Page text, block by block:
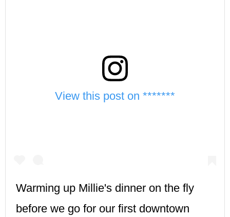
View this post on *******
Warming up Millie's dinner on the fly
before we go for our first downtown